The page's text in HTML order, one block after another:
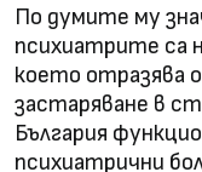
По думите му
психиатрите са
което отразява
застаряване в
България
психиатрични